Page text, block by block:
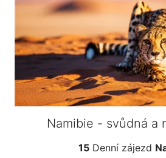
Namibie - svůdná a
15 Denní zájezd